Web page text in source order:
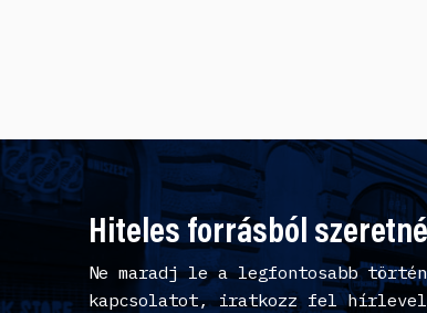
Hiteles forrásból
Ne maradj le a legfontosabb
kapcsolatot, iratkozz fel